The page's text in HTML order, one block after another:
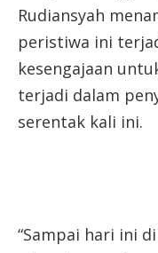
Rudiansyah
peristiwa ini
kesengajaan
terjadi dalam
serentak kali ini.
“Sampai hari ini